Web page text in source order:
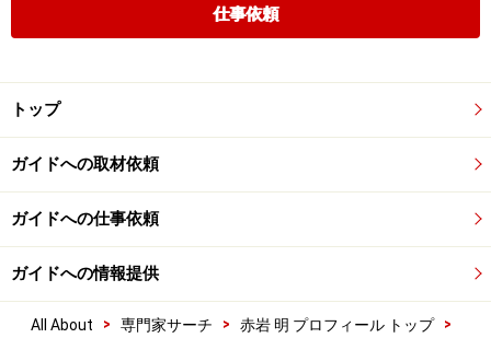
仕事依頼
トップ
ガイドへの取材依頼
ガイドへの仕事依頼
ガイドへの情報提供
All About > 専門家サーチ > 赤岩 明 プロフィール トップ >